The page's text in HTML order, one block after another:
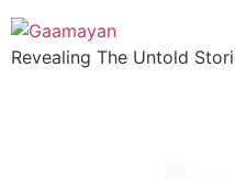
Revealing The Untold